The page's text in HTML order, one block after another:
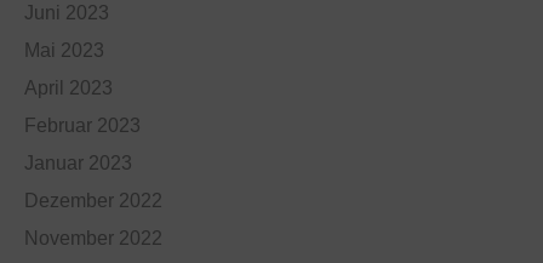
Juni 2023
Mai 2023
April 2023
Februar 2023
Januar 2023
Dezember 2022
November 2022